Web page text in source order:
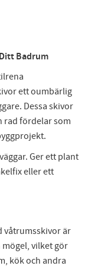
Badrum
ett oumbärlig
Dessa skivor
rad fördelar som
Ger ett plant
eller ett
våtrumsskivor är
vilket gör
kök och andra